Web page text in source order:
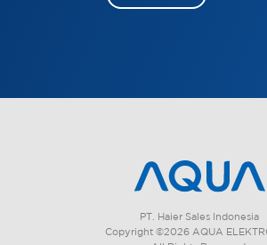
PT. Haier Sales Indonesia
Copyright ©2026 AQUA